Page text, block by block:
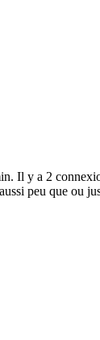
Il y a 2
peu que ou